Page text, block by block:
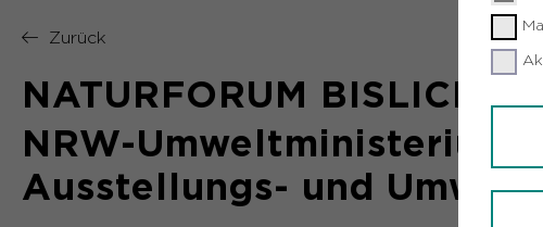
Zurück
NATURFORUM
NRW-Umweltministerium
Ausstellungs- und